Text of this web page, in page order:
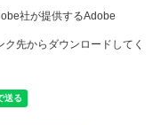
社が提供するAdobe
先からダウンロードしてく